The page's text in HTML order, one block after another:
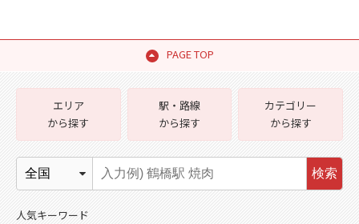
PAGE TOP
エリア
から探す
駅・路線
から探す
カテゴリー
から探す
検索
人気キーワード